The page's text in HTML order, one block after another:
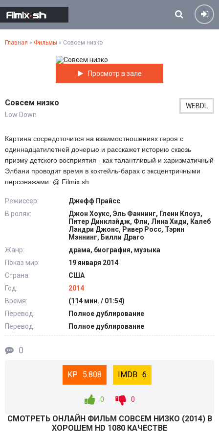
Главная » Фильмы » Совсем низко
Просмотр в зале
Совсем низко
Low Down
WEBDL
Картина сосредоточится на взаимоотношениях героя с
одиннадцатилетней дочерью и расскажет историю сквозь
призму детского восприятия - как талантливый и харизматичный
Элбани проводит время в коктейль-барах с эксцентричными
персонажами. @ Filmix.sh
Режиссер:
Джефф Прайсс
В ролях:
Джон Хоукс, Эль Фаннинг, Гленн Клоуз,
Питер Динклэйдж, Фли, Лина Хиди, Калеб
Лэндри Джонс, Ривер Росс, Тэрин
Мэннинг, Билли Драго
Жанр:
драма, биография, музыка
Показ мир:
19 января 2014
Страна:
США
Год:
2014
Время:
(114 мин. / 01:54)
Перевод:
Полное дублирование
Перевод:
Полное дублирование
0
5.808 6
0 0
СМОТРEТЬ ОНЛАЙН ФИЛЬМ СОВСЕМ НИЗКО (2014) В
ХОРОШЕМ HD 1080 КАЧЕСТВЕ